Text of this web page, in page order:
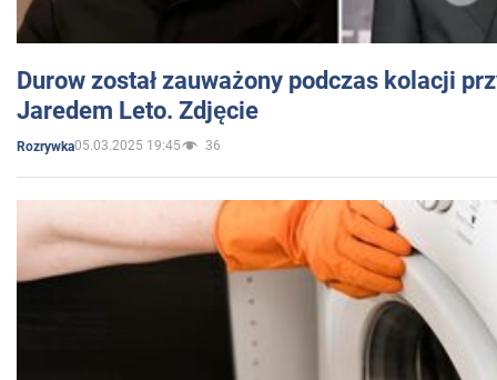
Durow został zauważony podczas kolacji
Jaredem Leto. Zdjęcie
Rozrywka05.03.2025 19:45 36